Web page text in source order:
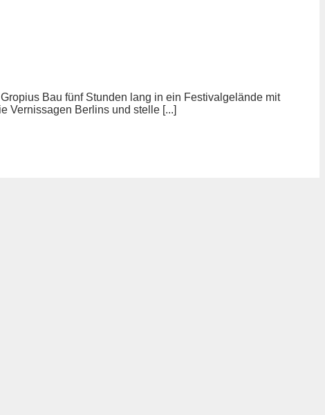
Bau fünf Stunden lang in ein Festivalgelände mit
Vernissagen Berlins und stelle [...]